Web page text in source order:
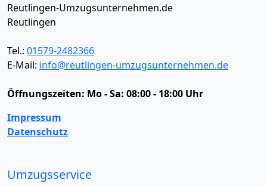
Reutlingen-Umzugsunternehmen.de
Reutlingen
Tel.: 01579-2482366
E-Mail: info@reutlingen-umzugsunternehmen.de
Öffnungszeiten: Mo - Sa: 08:00 - 18:00 Uhr
Impressum
Datenschutz
Umzugsservice